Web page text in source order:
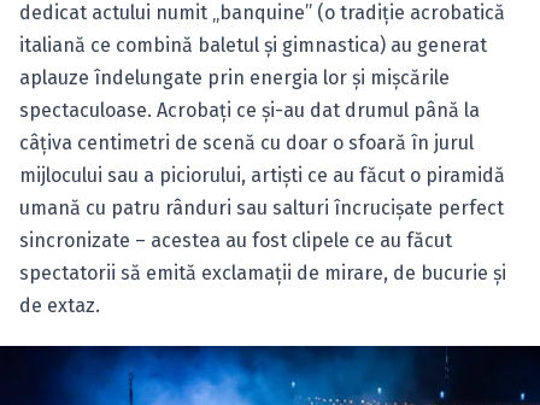
dedicat actului numit „banquine” (o tradiţie acrobatică
italiană ce combină baletul şi gimnastica) au generat
aplauze îndelungate prin energia lor şi mişcările
spectaculoase. Acrobaţi ce şi-au dat drumul până la
câţiva centimetri de scenă cu doar o sfoară în jurul
mijlocului sau a piciorului, artişti ce au făcut o piramidă
umană cu patru rânduri sau salturi încrucişate perfect
sincronizate – acestea au fost clipele ce au făcut
spectatorii să emită exclamaţii de mirare, de bucurie şi
de extaz.